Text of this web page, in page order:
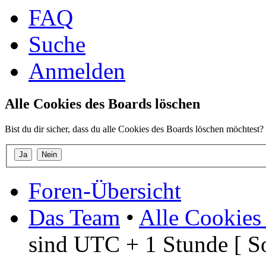
FAQ
Suche
Anmelden
Alle Cookies des Boards löschen
Bist du dir sicher, dass du alle Cookies des Boards löschen möchtest?
Foren-Übersicht
Das Team • Alle Cookies
sind UTC + 1 Stunde [